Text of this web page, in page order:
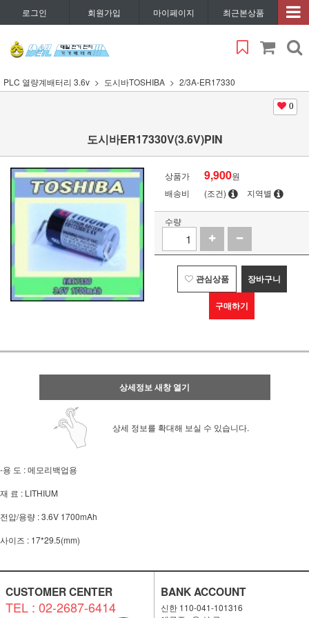
로그인 회원가입 마이페이지 최근본상품
PLC 열량계배터리 3.6v 도시바TOSHIBA 2/3A-ER17330
0
도시바ER17330V(3.6V)PIN
상품가 9,900원
배송비
(조건) 지역별
수량
관심상품 장바구니
구매하기
상세정보 새창 열기
상세 정보를 확대해 보실 수 있습니다.
-용 도 : 메모리백업용
재 료 : LITHIUM
전압/용량 : 3.6V 1700mAh
사이즈 : 17*29.5(mm)
CUSTOMER CENTER
TEL : 02-2687-6414
BANK ACCOUNT
신한 110-041-101316